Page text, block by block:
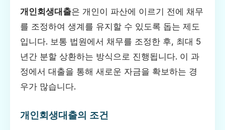
개인회생대출은 개인이 파산에 이르기 전에 채무
를 조정하여 생계를 유지할 수 있도록 돕는 제도
입니다. 보통 법원에서 채무를 조정한 후, 최대 5
년간 분할 상환하는 방식으로 진행됩니다. 이 과
정에서 대출을 통해 새로운 자금을 확보하는 경
우가 많습니다.
개인회생대출의 조건